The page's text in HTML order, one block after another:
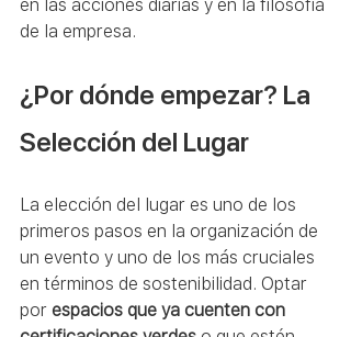
en las acciones diarias y en la filosofía
de la empresa.
¿Por dónde empezar? La
Selección del Lugar
La elección del lugar es uno de los
primeros pasos en la organización de
un evento y uno de los más cruciales
en términos de sostenibilidad. Optar
por espacios que ya cuenten con